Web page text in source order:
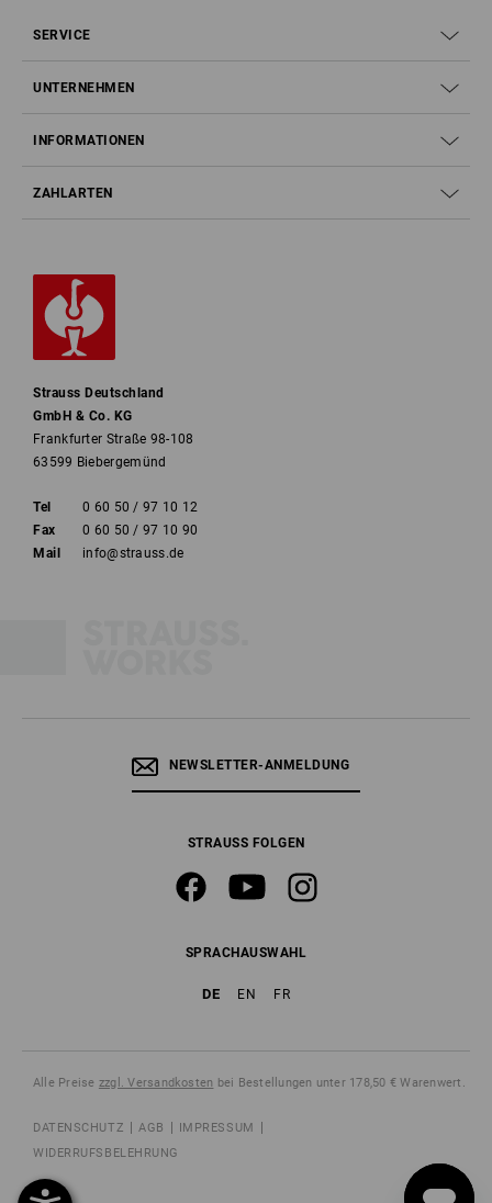
SERVICE
UNTERNEHMEN
INFORMATIONEN
ZAHLARTEN
Strauss Deutschland
GmbH & Co. KG
Frankfurter Straße 98-108
63599 Biebergemünd
Tel
0 60 50 / 97 10 12
Fax
0 60 50 / 97 10 90
Mail
info@strauss.de
NEWSLETTER-ANMELDUNG
STRAUSS FOLGEN
SPRACHAUSWAHL
DE EN FR
Alle Preise zzgl. Versandkosten bei Bestellungen unter 178,50 € Warenwert.
DATENSCHUTZ AGB
IMPRESSUM
WIDERRUFSBELEHRUNG